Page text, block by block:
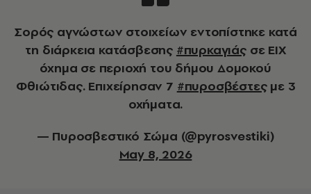
Σορός αγνώστων στοιχείων εντοπίστηκε κατά
τη διάρκεια κατάσβεσης #πυρκαγιάςσε ΕΙΧ
όχημα σε περιοχή του δήμου Δομοκού
Φθιώτιδας. Επιχείρησαν 7 #πυροσβέστεςμε 3
οχήματα.
— Πυροσβεστικό Σώμα (@pyrosvestiki)
May 8, 2026